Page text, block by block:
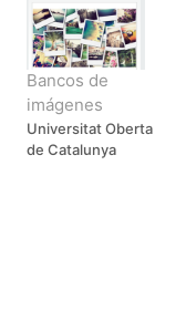
Bancos de
imágenes
Universitat Oberta
de Catalunya